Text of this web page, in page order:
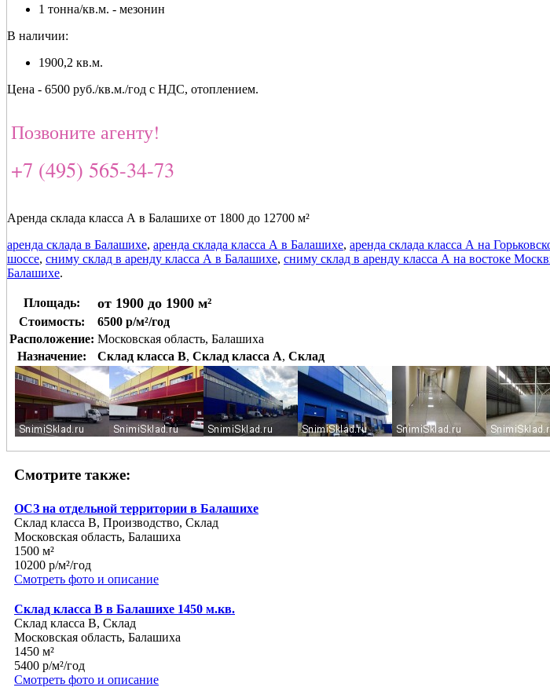
1 тонна/кв.м. - мезонин
В наличии:
1900,2 кв.м.
Цена - 6500 руб./кв.м./год с НДС, отоплением.
Позвоните агенту!
+7 (495) 565-34-73
Аренда склада класса А в Балашихе от 1800 до 12700 м²
аренда склада в Балашихе, аренда склада класса А в Балашихе, аренда склада класса А на
шоссе, сниму склад в аренду класса А в Балашихе, сниму склад в аренду класса А на востоке
Балашихе.
Площадь: от 1900 до 1900 м²
Стоимость:
6500 р/м²/год
Расположение: Московская область, Балашиха
Назначение:
Склад класса B, Склад класса A, Склад
Смотрите также:
ОСЗ на отдельной территории в Балашихе
Склад класса B, Производство, Склад
Московская область, Балашиха
1500 м²
10200 р/м²/год
Смотреть фото и описание
Склад класса В в Балашихе 1450 м.кв.
Склад класса B, Склад
Московская область, Балашиха
1450 м²
5400 р/м²/год
Смотреть фото и описание